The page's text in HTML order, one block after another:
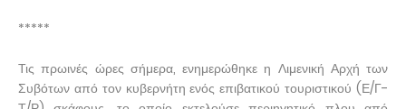
*****
Τις πρωινές ώρες σήμερα, ενημερώθηκε η Λιμενική Αρχή των
Συβότων από τον κυβερνήτη ενός επιβατικού τουριστικού (Ε/Γ-